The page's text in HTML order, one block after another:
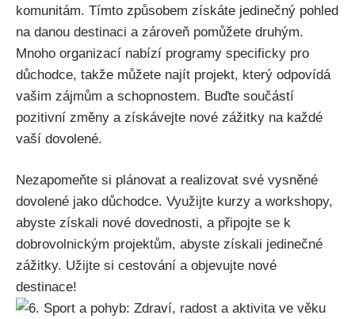
komunitám. Tímto způsobem získáte jedinečný ⁤pohled
na danou ‍destinaci⁤ a zároveň pomůžete druhým.
⁤Mnoho organizací nabízí programy specificky pro
důchodce, takže ‍můžete najít projekt, který odpovídá
vašim ‌zájmům a schopnostem. Buďte součástí
pozitivní‍ změny a získávejte nové zážitky na ⁤každé
vaší dovolené.
Nezapomeňte si plánovat a realizovat⁢ své vysněné
dovolené jako důchodce. Využijte kurzy a workshopy,⁢
abyste získali nové⁢ dovednosti, a připojte se k
dobrovolnickým projektům, abyste získali jedinečné
zážitky. Užijte si cestování a objevujte nové
destinace!